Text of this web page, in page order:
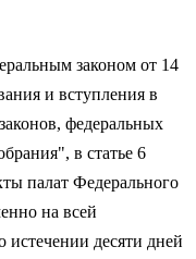
законом от 14
и вступления в
федеральных
в статье 6
палат Федерального
на всей
десяти дней